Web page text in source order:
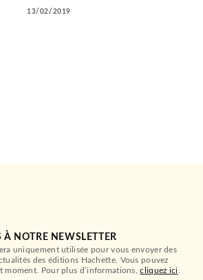
13/02/2019
À NOTRE NEWSLETTER
uniquement utilisée pour vous envoyer des
des éditions Hachette. Vous pouvez
moment. Pour plus d’informations,cliquez ici